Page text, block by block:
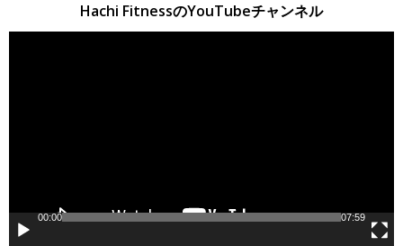
Hachi FitnessのYouTubeチャンネル
00:00 07:59